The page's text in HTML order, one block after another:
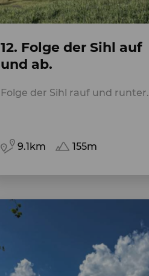
12. Folge der Sihl auf
und ab.
Folge der Sihl rauf und runter.
9.1km 155m